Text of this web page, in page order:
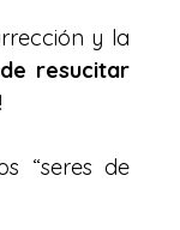
y la
resucitar
“seres de